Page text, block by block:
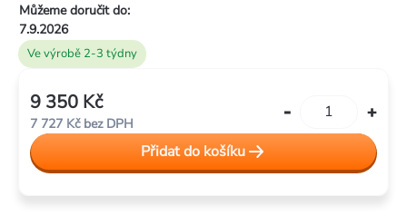
Ve výrobě 2-3 týdny
Můžeme doručit do:
7.9.2026
9 350 Kč
7 727 Kč bez DPH
cena:
Přidat do košíku